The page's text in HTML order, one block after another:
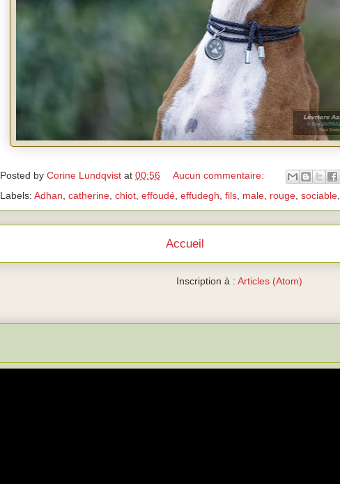
Posted by Corine Lundqvist at 00:56
Aucun commentaire:
Labels: Adhan, catherine, chiot, effoudé, effudegh, fils, male, rouge, sociable,
Accueil
Inscription à : Articles (Atom)